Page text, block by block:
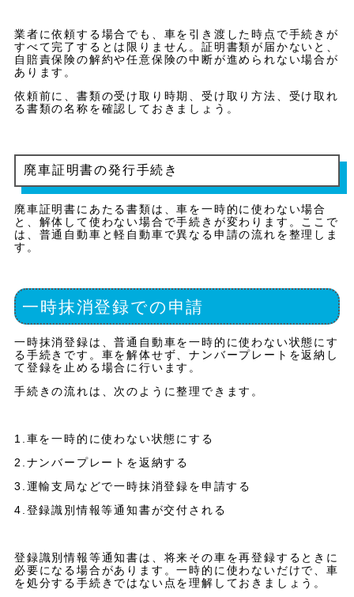
業者に依頼する場合でも、車を引き渡した時点で手続きが
すべて完了するとは限りません。証明書類が届かないと、
自賠責保険の解約や任意保険の中断が進められない場合が
あります。
依頼前に、書類の受け取り時期、受け取り方法、受け取れ
る書類の名称を確認しておきましょう。
廃車証明書の発行手続き
廃車証明書にあたる書類は、車を一時的に使わない場合
と、解体して使わない場合で手続きが変わります。ここで
は、普通自動車と軽自動車で異なる申請の流れを整理しま
す。
一時抹消登録での申請
一時抹消登録は、普通自動車を一時的に使わない状態にす
る手続きです。車を解体せず、ナンバープレートを返納し
て登録を止める場合に行います。
手続きの流れは、次のように整理できます。
1.車を一時的に使わない状態にする
2.ナンバープレートを返納する
3.運輸支局などで一時抹消登録を申請する
4.登録識別情報等通知書が交付される
登録識別情報等通知書は、将来その車を再登録するときに
必要になる場合があります。一時的に使わないだけで、車
を処分する手続きではない点を理解しておきましょう。